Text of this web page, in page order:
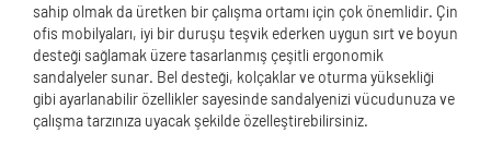
sahip olmak da üretken bir çalışma ortamı için çok önemlidir. Çin
ofis mobilyaları, iyi bir duruşu teşvik ederken uygun sırt ve boyun
desteği sağlamak üzere tasarlanmış çeşitli ergonomik
sandalyeler sunar. Bel desteği, kolçaklar ve oturma yüksekliği
gibi ayarlanabilir özellikler sayesinde sandalyenizi vücudunuza ve
çalışma tarzınıza uyacak şekilde özelleştirebilirsiniz.